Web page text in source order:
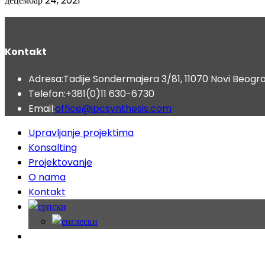
Kontakt
Adresa:Tadije Sondermajera 3/81, 11070 Novi
Telefon:+381(0)11 630-6730
Email:office@ipcsynthesis.com
Upravljanje projektima
Konsalting
Projektovanje
O nama
Kontakt